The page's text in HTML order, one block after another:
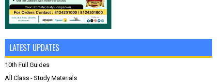
LATEST UPDATES
10th Full Guides
All Class - Study Materials